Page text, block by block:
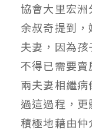
協會大里宏洲
余叔奇提到
夫妻，因為孩
不得已需要
兩夫妻相繼
過這過程，
積極地藉由仲